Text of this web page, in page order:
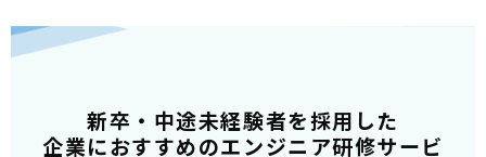
新卒・中途未経験者を採用した
企業におすすめのエンジニア研修サービ